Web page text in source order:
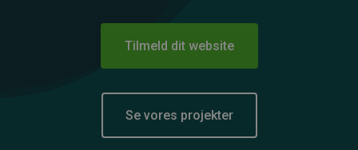
Tilmeld dit website
Se vores projekter